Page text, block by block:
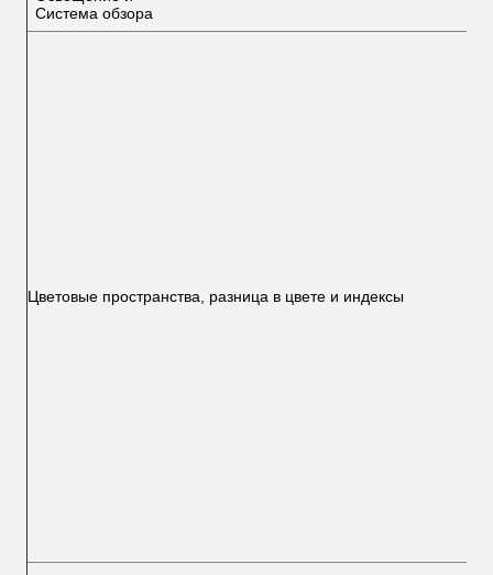
Система обзора
Цветовые пространства, разница в цвете и индексы